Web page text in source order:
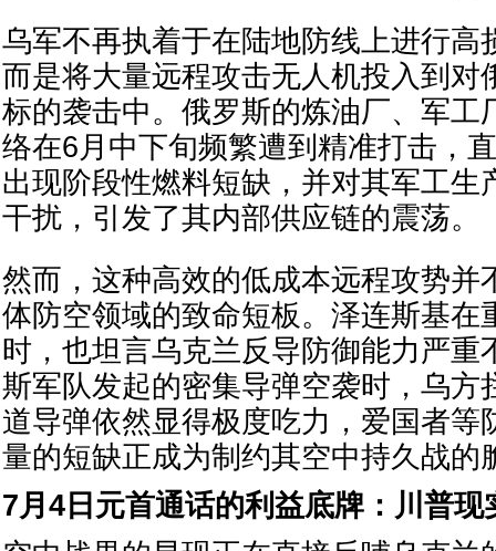
乌军不再执着于在陆地防线上进行高
而是将大量远程攻击无人机投入到对
标的袭击中。俄罗斯的炼油厂、军工
络在6月中下旬频繁遭到精准打击，
出现阶段性燃料短缺，并对其军工生
干扰，引发了其内部供应链的震荡。
然而，这种高效的低成本远程攻势并
体防空领域的致命短板。泽连斯基在
时，也坦言乌克兰反导防御能力严重
斯军队发起的密集导弹空袭时，乌方
道导弹依然显得极度吃力，爱国者等
量的短缺正成为制约其空中持久战的
7月4日元首通话的利益底牌：川普现